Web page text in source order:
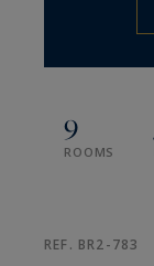
9
ROOMS
REF. BR2-783